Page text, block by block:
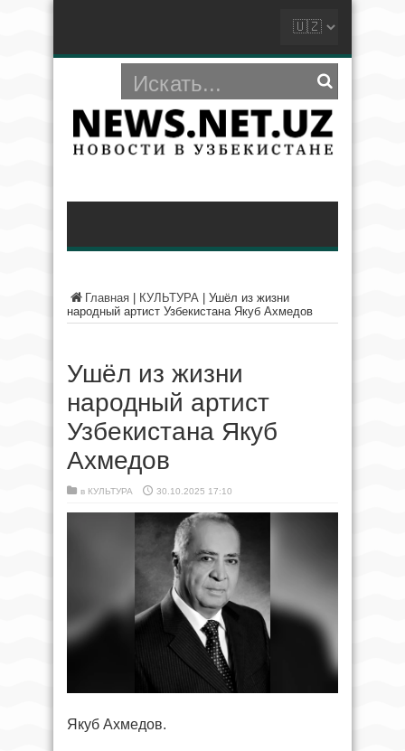
Главная КУЛЬТУРА
Ушёл из жизни
народный артист Узбекистана Якуб Ахмедов
Ушёл из жизни
народный артист
Узбекистана Якуб
Ахмедов
в КУЛЬТУРА 30.10.2025 17:10
Якуб Ахмедов.